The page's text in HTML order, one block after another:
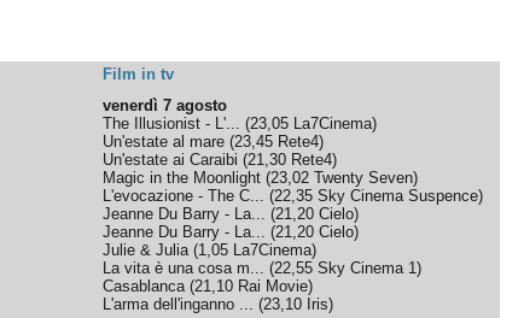
Film in tv
venerdì 7 agosto
The Illusionist - L'... (23,05 La7Cinema)
Un'estate al mare (23,45 Rete4)
Un'estate ai Caraibi (21,30 Rete4)
Magic in the Moonlight (23,02 Twenty Seven)
L'evocazione - The C... (22,35 Sky Cinema Suspence)
Jeanne Du Barry - La... (21,20 Cielo)
Jeanne Du Barry - La... (21,20 Cielo)
Julie & Julia(1,05 La7Cinema)
La vita è una cosa m... (22,55 Sky Cinema 1)
Casablanca(21,10 Rai Movie)
L'arma dell'inganno ... (23,10 Iris)